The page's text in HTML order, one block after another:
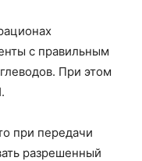
с правильным
При этом
при передачи
разрешенный